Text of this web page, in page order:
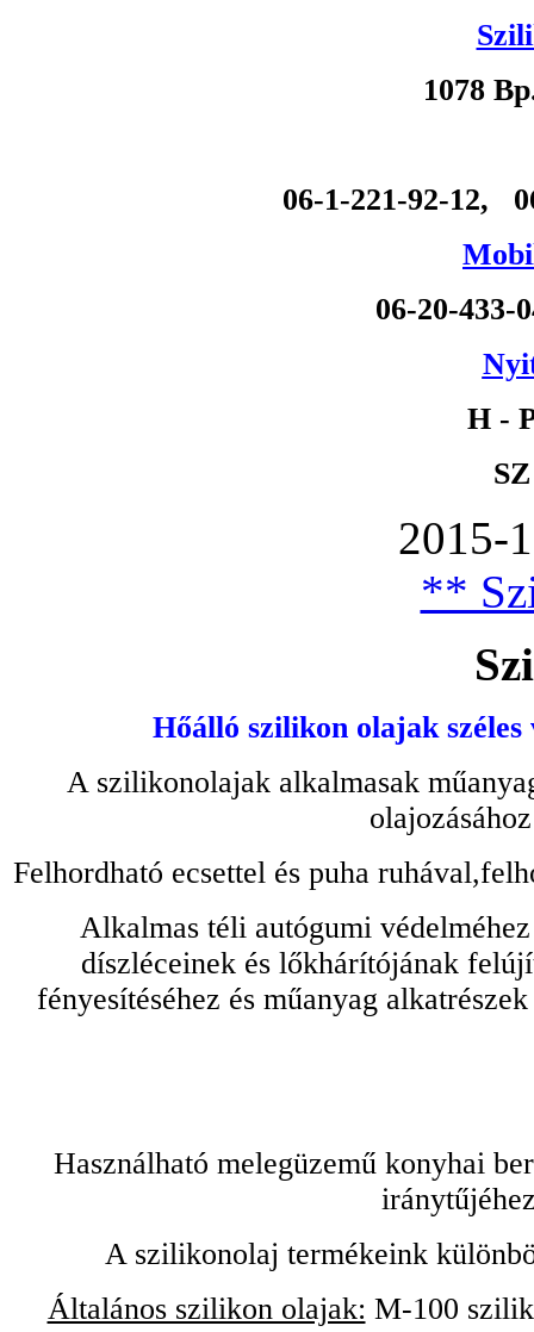
1078
06-1-221-92-12,
06-20-
H -
2015-
**
Hőálló szilikon olajak
A szilikonolajak alkalmasak
Felhordható ecsettel és puha
Alkalmas téli autógumi
díszléceinek és lőkhárítójának
fényesítéséhez és műanyag
Használható melegüzemű konyhai
A szilikonolaj termékeink
Általános szilikon olajak: M-100